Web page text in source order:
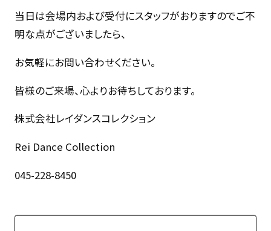
当日は会場内および受付にスタッフがおりますのでご不
明な点がございましたら、
お気軽にお問い合わせください。
皆様のご来場、心よりお待ちしております。
株式会社レイダンスコレクション
Rei Dance Collection
045-228-8450